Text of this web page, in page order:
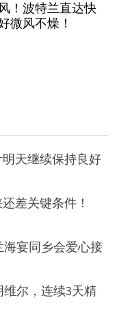
！波特兰直达快
微风不燥！
天继续保持良好
差关键条件！
宴同乡会爱心接
尔，连续3天精